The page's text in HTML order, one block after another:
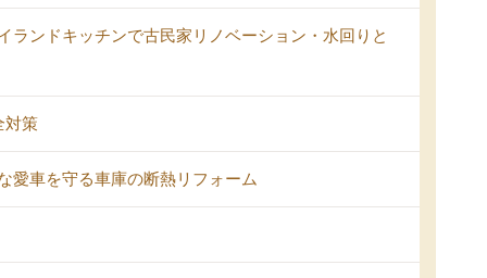
ンドキッチンで古民家リノベーション・水回りと
対策
愛車を守る車庫の断熱リフォーム